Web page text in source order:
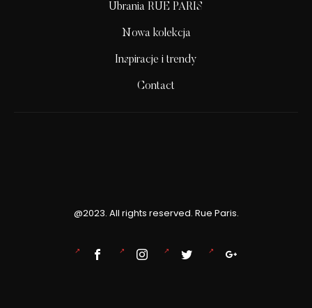
Ubrania RUE PARIS
Nowa kolekcja
Inspiracje i trendy
Contact
@2023. All rights reserved. Rue Paris.